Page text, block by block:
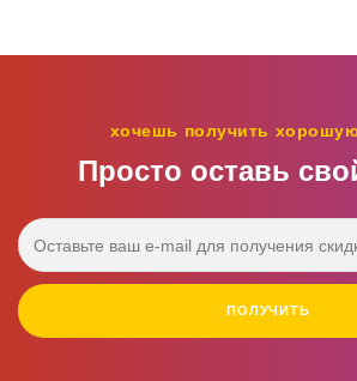
хочешь получить
Просто оставь
ПОЛУЧИТЬ